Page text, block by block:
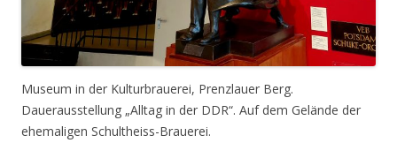
Museum in der Kulturbrauerei, Prenzlauer Berg.
Dauerausstellung „Alltag in der DDR“. Auf dem Gelände der
ehemaligen Schultheiss-Brauerei.